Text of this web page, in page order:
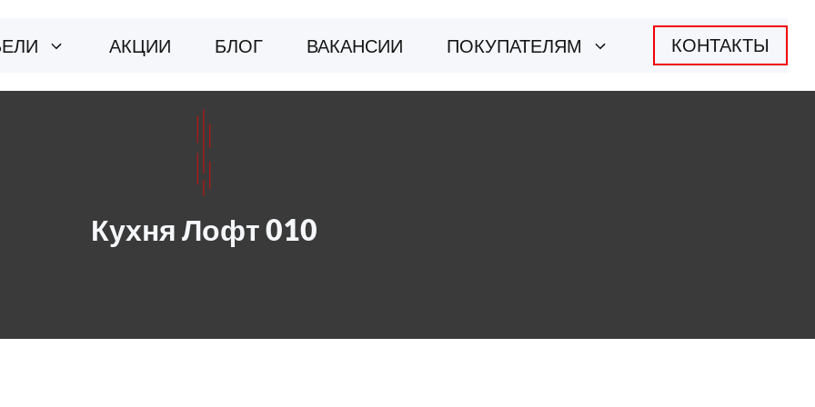
АКЦИИ БЛОГ ВАКАНСИИ ПОКУПАТЕЛЯМ КОНТАКТЫ
Кухня Лофт 010